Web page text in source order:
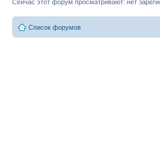
Сейчас этот форум просматривают: нет
Список форумов